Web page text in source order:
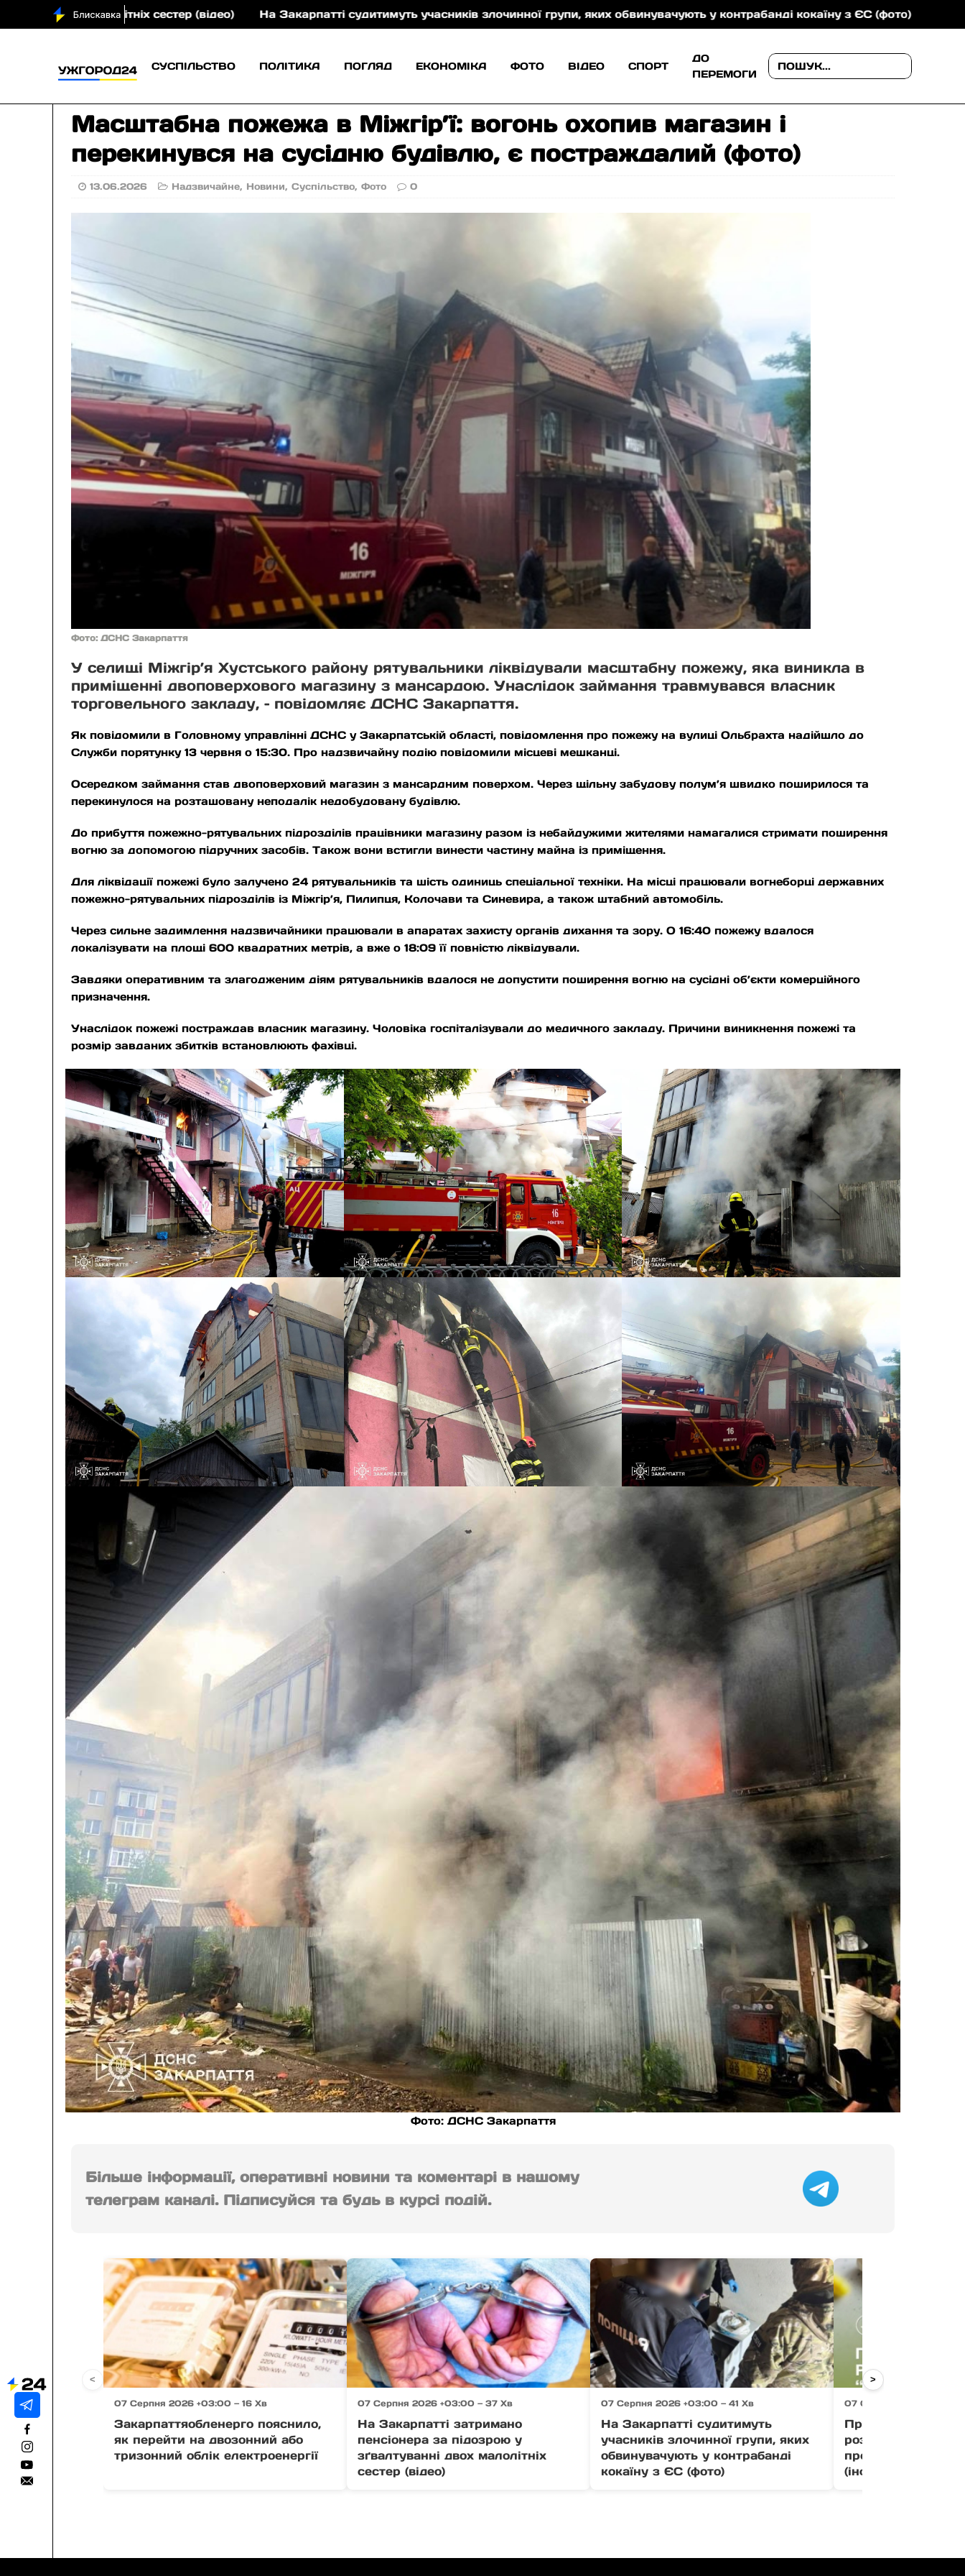
сестер (відео) На Закарпатті судитимуть учасників злочинної групи, яких обвинувачують у контрабанді кокаїну з ЄС (фото) Програму «Доступні ліки»
СУСПІЛЬСТВО ПОЛІТИКА ПОГЛЯД ЕКОНОМІКА ФОТО ВІДЕО СПОРТ
ДО
ПЕРЕМОГИ
Масштабна пожежа в Міжгір’ї: вогонь охопив магазин і
перекинувся на сусідню будівлю, є постраждалий (фото)
13.06.2026 Надзвичайне, Новини,Суспільство,Фото 0
Фото: ДСНС Закарпаття
У селищі Міжгір’я Хустського району рятувальники ліквідували масштабну пожежу, яка виникла в
приміщенні двоповерхового магазину з мансардою. Унаслідок займання травмувався власник
торговельного закладу, – повідомляє ДСНС Закарпаття.
Як повідомили в Головному управлінні ДСНС у Закарпатській області, повідомлення про пожежу на вулиці Ольбрахта надійшло до
Служби порятунку 13 червня о 15:30. Про надзвичайну подію повідомили місцеві мешканці.
Осередком займання став двоповерховий магазин з мансардним поверхом. Через щільну забудову полум’я швидко поширилося та
перекинулося на розташовану неподалік недобудовану будівлю.
До прибуття пожежно-рятувальних підрозділів працівники магазину разом із небайдужими жителями намагалися стримати поширення
вогню за допомогою підручних засобів. Також вони встигли винести частину майна із приміщення.
Для ліквідації пожежі було залучено 24 рятувальників та шість одиниць спеціальної техніки. На місці працювали вогнеборці державних
пожежно-рятувальних підрозділів із Міжгір’я, Пилипця, Колочави та Синевира, а також штабний автомобіль.
Через сильне задимлення надзвичайники працювали в апаратах захисту органів дихання та зору. О 16:40 пожежу вдалося
локалізувати на площі 600 квадратних метрів, а вже о 18:09 її повністю ліквідували.
Завдяки оперативним та злагодженим діям рятувальників вдалося не допустити поширення вогню на сусідні об’єкти комерційного
призначення.
Унаслідок пожежі постраждав власник магазину. Чоловіка госпіталізували до медичного закладу. Причини виникнення пожежі та
розмір завданих збитків встановлюють фахівці.
Фото: ДСНС Закарпаття
Більше інформації, оперативні новини та коментарі в нашому
телеграм каналі. Підписуйся та будь в курсі подій.
07 Серпня 2026 +03:00 — 16 Хв
Закарпаттяобленерго пояснило,
як перейти на двозонний або
тризонний облік електроенергії
07 Серпня 2026 +03:00 — 37 Хв
На Закарпатті затримано
пенсіонера за підозрою у
зґвалтуванні двох малолітніх
сестер (відео)
07 Серпня 2026 +03:00 — 41 Хв
На Закарпатті судитимуть
учасників злочинної групи, яких
обвинувачують у контрабанді
кокаїну з ЄС (фото)
07 Серпня 2026 +03:00
Програму
розширили: як
препарати
(інфографіка)
< >